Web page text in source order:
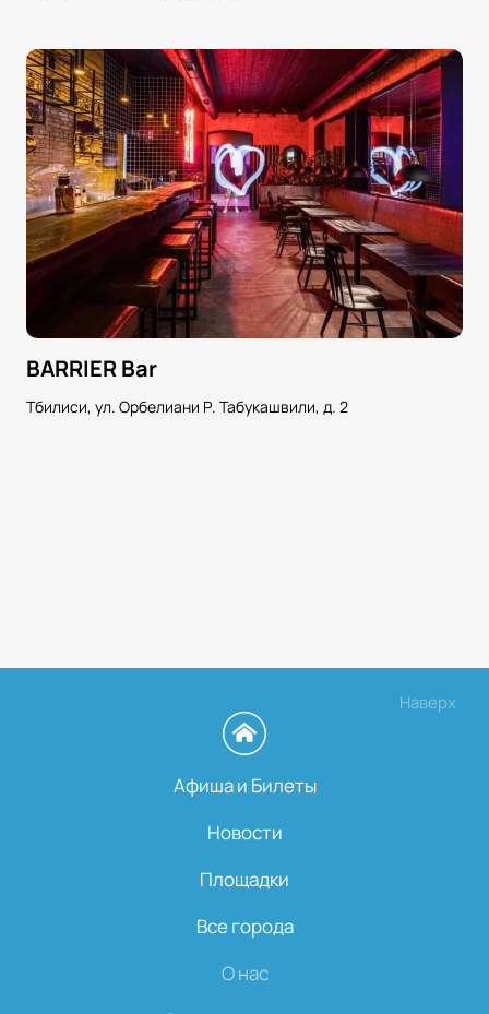
BARRIER Bar
Тбилиси, ул. Орбелиани Р. Табукашвили, д. 2
Наверх
Афиша и Билеты
Новости
Площадки
Все города
О нас